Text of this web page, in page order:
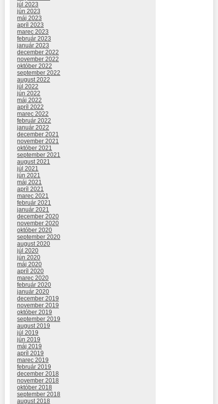
júl 2023
jún 2023
máj 2023
apríl 2023
marec 2023
február 2023
január 2023
december 2022
november 2022
október 2022
september 2022
august 2022
júl 2022
jún 2022
máj 2022
apríl 2022
marec 2022
február 2022
január 2022
december 2021
november 2021
október 2021
september 2021
august 2021
júl 2021
jún 2021
máj 2021
apríl 2021
marec 2021
február 2021
január 2021
december 2020
november 2020
október 2020
september 2020
august 2020
júl 2020
jún 2020
máj 2020
apríl 2020
marec 2020
február 2020
január 2020
december 2019
november 2019
október 2019
september 2019
august 2019
júl 2019
jún 2019
máj 2019
apríl 2019
marec 2019
február 2019
december 2018
november 2018
október 2018
september 2018
august 2018